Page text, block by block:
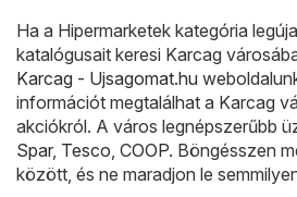
Ha a Hipermarketek kategória
katalógusait keresi Karcag
Karcag - Ujsagomat.hu
információt megtalálhat a Karcag
akciókról. A város legnépszerűbb
Spar, Tesco, COOP. Böngésszen
között, és ne maradjon le